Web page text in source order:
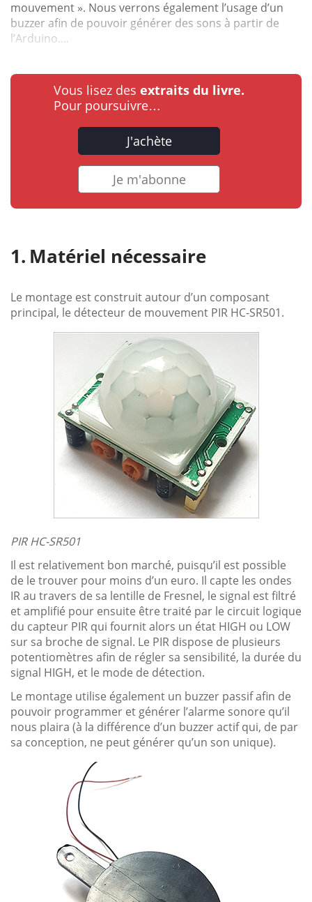
mouvement ». Nous verrons également l’usage d’un
buzzer afin de pouvoir générer des sons à partir de
l’Arduino....
Vous lisez des extraits du livre.
Pour poursuivre…
J'achète
Je m'abonne
Matériel nécessaire
Le montage est construit autour d’un composant
principal, le détecteur de mouvement PIR HC-SR501.
PIR HC-SR501
Il est relativement bon marché, puisqu’il est possible
de le trouver pour moins d’un euro. Il capte les ondes
IR au travers de sa lentille de Fresnel, le signal est filtré
et amplifié pour ensuite être traité par le circuit logique
du capteur PIR qui fournit alors un état HIGH ou LOW
sur sa broche de signal. Le PIR dispose de plusieurs
potentiomètres afin de régler sa sensibilité, la durée du
signal HIGH, et le mode de détection.
Le montage utilise également un buzzer passif afin de
pouvoir programmer et générer l’alarme sonore qu’il
nous plaira (à la différence d’un buzzer actif qui, de par
sa conception, ne peut générer qu’un son unique).